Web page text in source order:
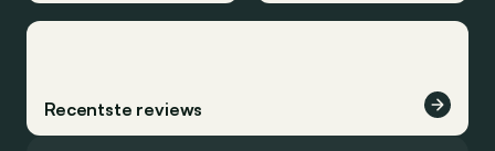
Recentste reviews